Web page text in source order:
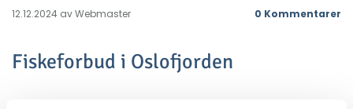
12.12.2024 av Webmaster 0 Kommentarer
Fiskeforbud i Oslofjorden